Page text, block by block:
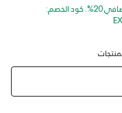
*خصم إضافي 20%. كود الخصم: